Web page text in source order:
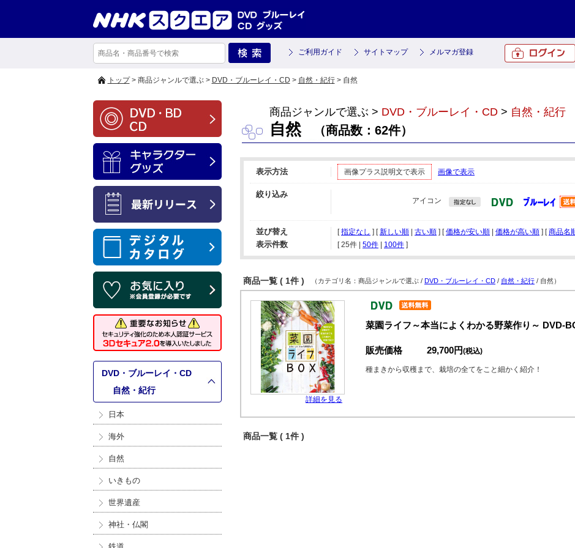
ご利用ガイド サイトマップ メルマガ登録
トップ> 商品ジャンルで選ぶ > DVD・ブルーレイ・CD > 自然・紀行> 自然
DVD・ブルーレイ・CD
自然・紀行
日本
海外
自然
いきもの
世界遺産
神社・仏閣
商品ジャンルで選ぶ > DVD・ブルーレイ・CD > 自然・紀行
自然（商品数：62件）
表示方法 画像プラス説明文で表示 画像で表示
絞り込み
アイコン
並び替え [指定なし ] [新しい順 古い順 ] [価格が安い順 価格が高い順 ] [商品名
表示件数 [ 25件 50件 100件 ]
商品一覧 ( 1件 ) （カテゴリ名：商品ジャンルで選ぶ / DVD・ブルーレイ・CD / 自然・紀行 / 自然）
詳細を見る
菜園ライフ～本当によくわかる野菜作り～ DVD-
販売価格 29,700円(税込)
種まきから収穫まで、栽培の全てをこと細かく紹介！
商品一覧 ( 1件 )